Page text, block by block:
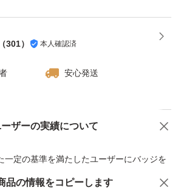
（301） 本人確認済
安心発送
ザーの実績について
一定の基準を満たしたユーザーにバッジを
商品への質問
品の情報をコピーします
人にオススメ